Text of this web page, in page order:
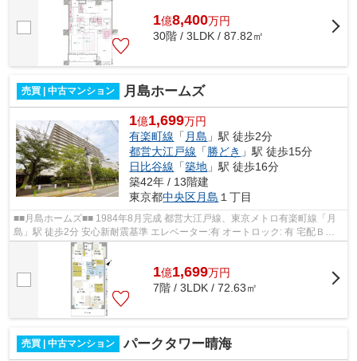
1億8,400万円
30階 / 3LDK / 87.82㎡
売買 | 中古マンション 月島ホームズ
1億1,699万円
有楽町線 「 月島 」駅 徒歩2分
都営大江戸線 「勝どき 」駅 徒歩15分
日比谷線 「築地 」駅 徒歩16分
築42年 / 13階建
東京都中央区月島 １丁目
■■月島ホームズ■■ 1984年8月完成 都営大江戸線、東京メトロ有楽町線「月
島」駅 徒歩2分 安心新耐震基準 エレベーター:有 オートロック: 有 宅配ＢＯ
1億1,699万円
7階 / 3LDK / 72.63㎡
売買 | 中古マンション パークタワー晴海